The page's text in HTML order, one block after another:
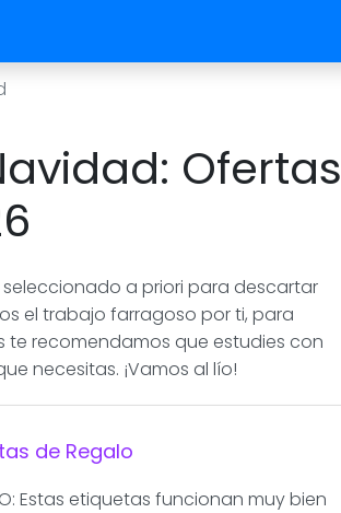
Ofertas
a priori para descartar
el trabajo farragoso por ti, para
te recomendamos que estudies con
necesitas. ¡Vamos al lío!
de Regalo
Estas etiquetas funcionan muy bien